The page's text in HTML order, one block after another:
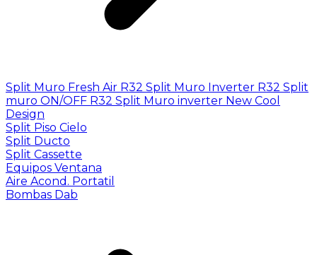
Split Muro Fresh Air R32 Split Muro Inverter R32 Split
muro ON/OFF R32 Split Muro inverter New Cool
Design
Split Piso Cielo
Split Ducto
Split Cassette
Equipos Ventana
Aire Acond. Portatil
Bombas Dab